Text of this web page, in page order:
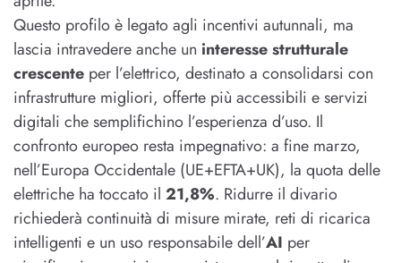
Questo profilo è legato agli incentivi autunnali, ma
lascia intravedere anche un interesse strutturale
crescente per l’elettrico, destinato a consolidarsi con
infrastrutture migliori, offerte più accessibili e servizi
digitali che semplifichino l’esperienza d’uso. Il
confronto europeo resta impegnativo: a fine marzo,
nell’Europa Occidentale (UE+EFTA+UK), la quota delle
elettriche ha toccato il 21,8%. Ridurre il divario
richiederà continuità di misure mirate, reti di ricarica
intelligenti e un uso responsabile dell’AI per